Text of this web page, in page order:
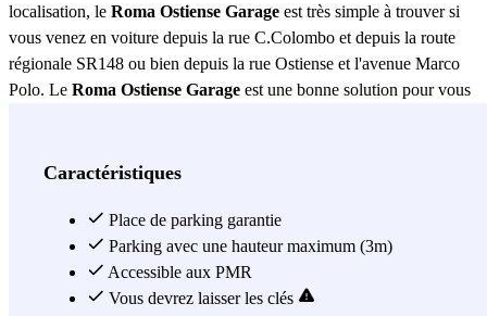
localisation, le Roma Ostiense Garage est très simple à trouver si
vous venez en voiture depuis la rue C.Colombo et depuis la route
régionale SR148 ou bien depuis la rue Ostiense et l'avenue Marco
Polo. Le Roma Ostiense Garage est une bonne solution pour vous
où se trouvent les catacombes de Saint-Calixte, les catacombes de
Via Latina. En outre, à une dizaine de minutes de marche du Roma
Ostiense Garage, vous arriverez à la Villa Osio, au jardin
Lanzarotto-Malocello et au parc Cavallo Pazzo. De plus, le cœur de
la vieille-ville, où s'élève le Colisée, se trouve à seulement 2
Caractéristiques
Place de parking garantie
Parking avec une hauteur maximum (3m)
Accessible aux PMR
Vous devrez laisser les clés